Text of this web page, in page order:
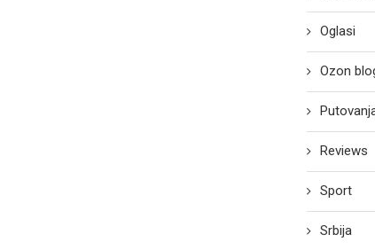
Oglasi
Ozon
Reviews
Sport
Srbija